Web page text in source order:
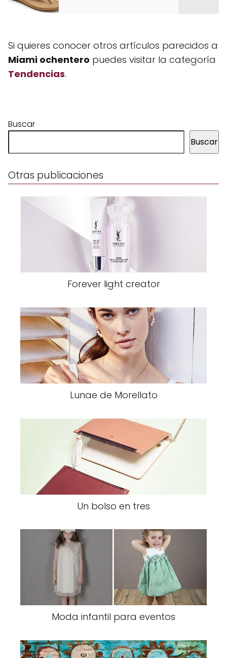
Si quieres conocer otros artículos parecidos a
Miami ochentero puedes visitar la categoría
Tendencias.
Buscar
Buscar
Otras publicaciones
Forever light creator
Lunae de Morellato
Un bolso en tres
Moda infantil para eventos